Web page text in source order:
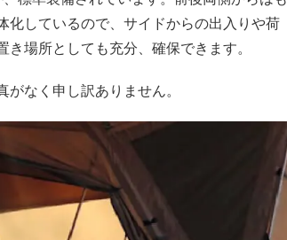
化しているので、サイドからの出入りや荷
場所としても充分、確保できます。
なく申し訳ありません。